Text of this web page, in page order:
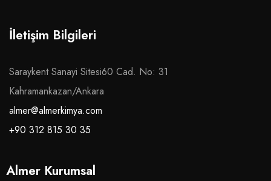
İletişim Bilgileri
Saraykent Sanayi Sitesi60 Cad. No: 31
Kahramankazan/Ankara
almer@almerkimya.com
+90 312 815 30 35
Almer Kurumsal